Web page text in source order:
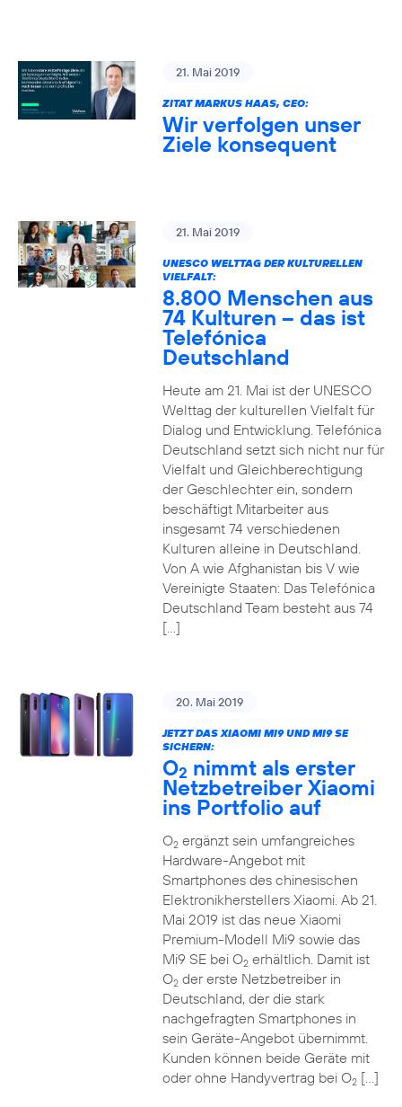
21. Mai 2019
ZITAT MARKUS HAAS, CEO:
Wir verfolgen unser
Ziele konsequent
21. Mai 2019
UNESCO WELTTAG DER KULTURELLEN
VIELFALT:
8.800 Menschen aus
74 Kulturen – das ist
Telefónica
Deutschland
Heute am 21. Mai ist der UNESCO
Welttag der kulturellen Vielfalt für
Dialog und Entwicklung. Telefónica
Deutschland setzt sich nicht nur für
Vielfalt und Gleichberechtigung
der Geschlechter ein, sondern
beschäftigt Mitarbeiter aus
insgesamt 74 verschiedenen
Kulturen alleine in Deutschland.
Von A wie Afghanistan bis V wie
Vereinigte Staaten: Das Telefónica
Deutschland Team besteht aus 74
[…]
20. Mai 2019
JETZT DAS XIAOMI MI9 UND MI9 SE
SICHERN:
O2 nimmt als erster
Netzbetreiber Xiaomi
ins Portfolio auf
O2ergänzt sein umfangreiches
Hardware-Angebot mit
Smartphones des chinesischen
Elektronikherstellers Xiaomi. Ab 21.
Mai 2019 ist das neue Xiaomi
Premium-Modell Mi9 sowie das
Mi9 SE bei O2erhältlich. Damit ist
O2der erste Netzbetreiber in
Deutschland, der die stark
nachgefragten Smartphones in
sein Geräte-Angebot übernimmt.
Kunden können beide Geräte mit
oder ohne Handyvertrag bei O2[…]